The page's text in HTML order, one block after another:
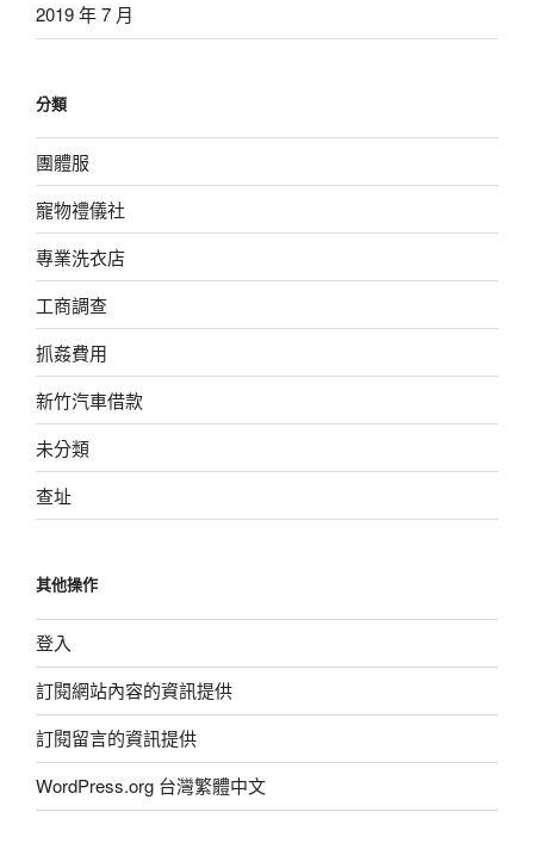
2019 年 7 月
分類
團體服
寵物禮儀社
專業洗衣店
工商調查
抓姦費用
新竹汽車借款
未分類
查址
其他操作
登入
訂閱網站內容的資訊提供
訂閱留言的資訊提供
WordPress.org 台灣繁體中文